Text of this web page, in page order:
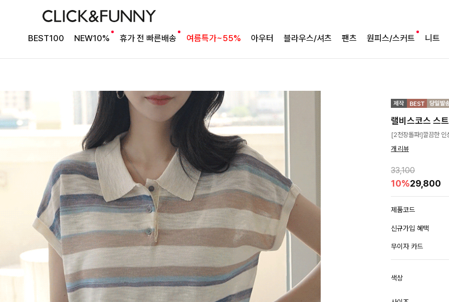
BEST100 NEW10% 휴가 전 빠른배송 여름특가~55% 아우터 블라우스/셔츠 팬츠 원피스/스커트 니트
랠비스코스 스
[2천장돌파!]깔끔한 인
개 리뷰
33,100
10%29,800
제품코드
신규가입 혜택
무이자 카드
색상